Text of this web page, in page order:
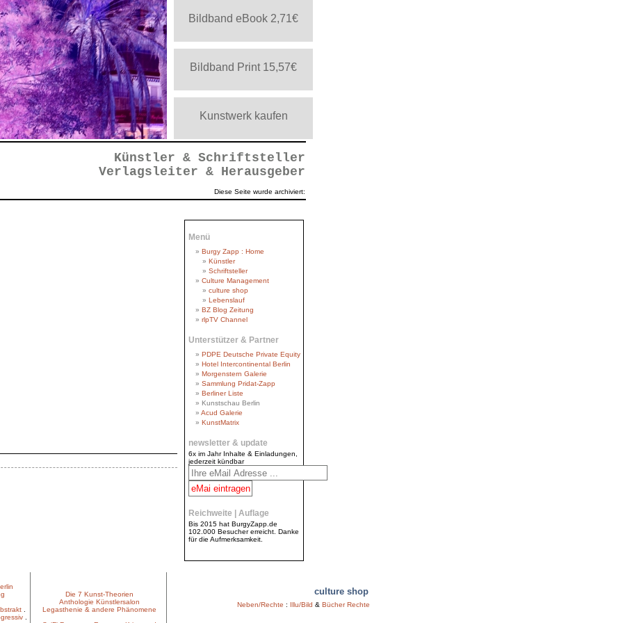
Bildband eBook 2,71€
Bildband Print 15,57€
Kunstwerk kaufen
Künstler & Schriftsteller
Verlagsleiter & Herausgeber
Diese Seite wurde archiviert:
Menü
Burgy Zapp : Home
Künstler
Schriftsteller
Culture Management
culture shop
Lebenslauf
BZ Blog Zeitung
rlpTV Channel
Unterstützer & Partner
PDPE Deutsche Private Equity
Hotel Intercontinental Berlin
Morgenstern Galerie
Sammlung Pridat-Zapp
Berliner Liste
Kunstschau Berlin
Acud Galerie
KunstMatrix
newsletter & update
6x im Jahr Inhalte & Einladungen,
jederzeit kündbar
Reichweite | Auflage
Bis 2015 hat BurgyZapp.de
102.000 Besucher erreicht. Danke
für die Aufmerksamkeit.
.
.
Die 7 Kunst-Theorien
Anthologie Künstlersalon
Legasthenie & andere Phänomene
culture shop
Neben/Rechte : Illu/Bild & Bücher Rechte